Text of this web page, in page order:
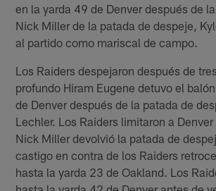
en la yarda 49 de Denver después de
Nick Miller de la patada de despeje,
al partido como mariscal de campo.
Los Raiders despejaron después de
profundo Hiram Eugene detuvo el
de Denver después de la patada de
Lechler. Los Raiders limitaron a Denver
Nick Miller devolvió la patada de
castigo en contra de los Raiders
hasta la yarda 23 de Oakland. Los